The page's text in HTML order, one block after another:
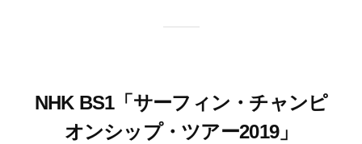
NHK BS1「サーフィン・チャンピ
オンシップ・ツアー2019」